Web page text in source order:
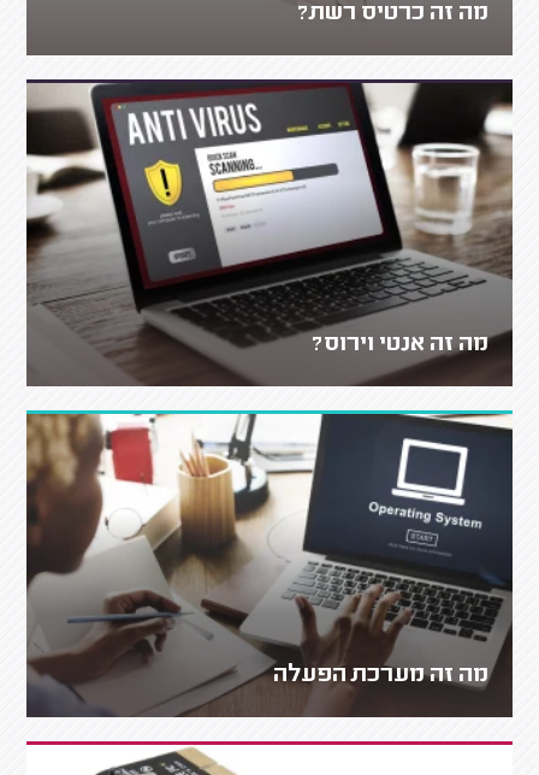
מה זה כרטיס רשת?
מה זה אנטי וירוס?
מה זה מערכת הפעלה